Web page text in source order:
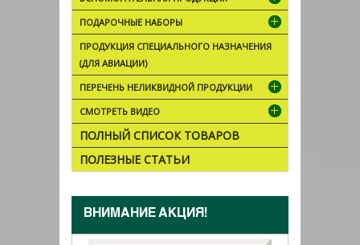
ПОДАРОЧНЫЕ НАБОРЫ
ПРОДУКЦИЯ СПЕЦИАЛЬНОГО НАЗНАЧЕНИЯ
(ДЛЯ АВИАЦИИ)
ПЕРЕЧЕНЬ НЕЛИКВИДНОЙ ПРОДУКЦИИ
СМОТРЕТЬ ВИДЕО
ПОЛНЫЙ СПИСОК ТОВАРОВ
ПОЛЕЗНЫЕ СТАТЬИ
ВНИМАНИЕ АКЦИЯ!